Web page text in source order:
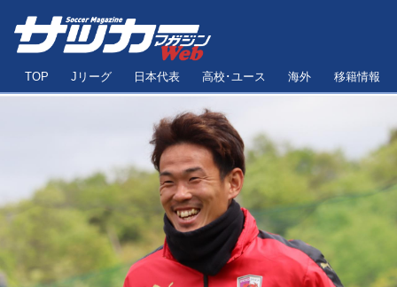
TOP Jリーグ 日本代表 高校･ユース 海外 移籍情報